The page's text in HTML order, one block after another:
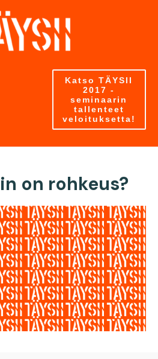
Katso TÄYSII
2017 -
seminaarin
tallenteet
veloituksetta!
on rohkeus?